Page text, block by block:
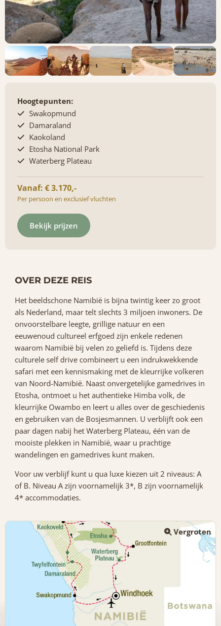
Hoogtepunten:
Swakopmund
Damaraland
Kaokoland
Etosha National Park
Waterberg Plateau
Vanaf: € 3.170,-
Per persoon en exclusief vluchten
Bekijk prijzen
OVER DEZE REIS
Het beeldschone Namibië is bijna twintig keer zo groot
als Nederland, maar telt slechts 3 miljoen inwoners. De
onvoorstelbare leegte, grillige natuur en een
eeuwenoud cultureel erfgoed zijn enkele redenen
waarom Namibië bij velen zo geliefd is. Tijdens deze
culturele self drive combineert u een indrukwekkende
safari met een kennismaking met de kleurrijke volkeren
van Noord-Namibië. Naast onvergetelijke gamedrives in
Etosha, ontmoet u het authentieke Himba volk, de
kleurrijke Owambo en leert u alles over de geschiedenis
en gebruiken van de Bosjesmannen. U verblijft ook een
paar dagen nabij het Waterberg Plateau, één van de
mooiste plekken in Namibië, waar u prachtige
wandelingen en gamedrives kunt maken.
Voor uw verblijf kunt u qua luxe kiezen uit 2 niveaus: A
of B. Niveau A zijn voornamelijk 3*, B zijn voornamelijk
4* accommodaties.
Vergroten